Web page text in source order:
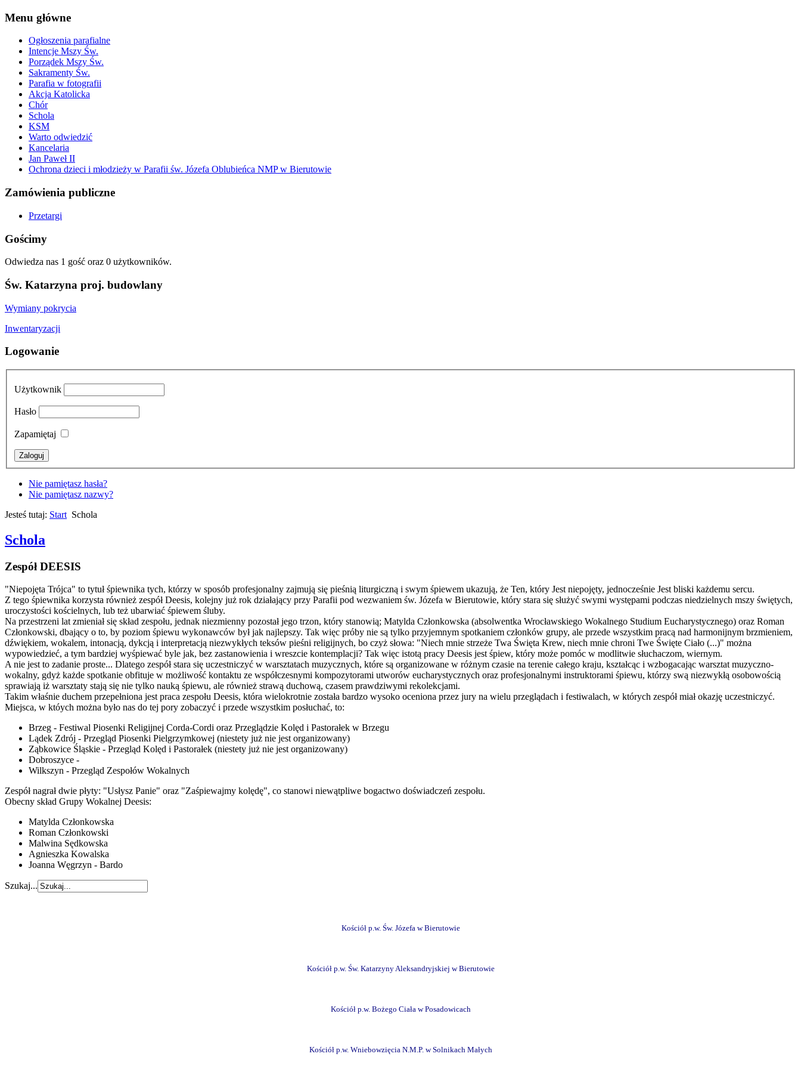
Menu główne
Ogłoszenia parafialne
Intencje Mszy Św.
Porządek Mszy Św.
Sakramenty Św.
Parafia w fotografii
Akcja Katolicka
Chór
Schola
KSM
Warto odwiedzić
Kancelaria
Jan Paweł II
Ochrona dzieci i młodzieży w Parafii św. Józefa Oblubieńca NMP w Bierutowie
Zamówienia publiczne
Przetargi
Gościmy
Odwiedza nas 1 gość oraz 0 użytkowników.
Św. Katarzyna proj. budowlany
Wymiany pokrycia
Inwentaryzacji
Logowanie
Użytkownik
Hasło
Zapamiętaj
Nie pamiętasz hasła?
Nie pamiętasz nazwy?
Jesteś tutaj: Start Schola
Schola
Zespół DEESIS
"Niepojęta Trójca" to tytuł śpiewnika tych, którzy w sposób profesjonalny zajmują się pieśnią liturgiczną i swym śpiewem ukazują, że Ten, który Jest niepojęty, jednocześnie Jest bliski każdemu sercu.
Z tego śpiewnika korzysta również zespół Deesis, kolejny już rok działający przy Parafii pod wezwaniem św. Józefa w Bierutowie, który stara się służyć swymi występami podczas niedzielnych mszy świętych,
uroczystości kościelnych, lub też ubarwiać śpiewem śluby.
Na przestrzeni lat zmieniał się skład zespołu, jednak niezmienny pozostał jego trzon, który stanowią; Matylda Członkowska (absolwentka Wrocławskiego Wokalnego Studium Eucharystycznego) oraz Roman
Członkowski, dbający o to, by poziom śpiewu wykonawców był jak najlepszy. Tak więc próby nie są tylko przyjemnym spotkaniem członków grupy, ale przede wszystkim pracą nad harmonijnym brzmieniem,
dźwiękiem, wokalem, intonacją, dykcją i interpretacją niezwykłych teksów pieśni religijnych, bo czyż słowa: "Niech mnie strzeże Twa Święta Krew, niech mnie chroni Twe Święte Ciało (...)" można
wypowiedzieć, a tym bardziej wyśpiewać byle jak, bez zastanowienia i wreszcie kontemplacji? Tak więc istotą pracy Deesis jest śpiew, który może pomóc w modlitwie słuchaczom, wiernym.
A nie jest to zadanie proste... Dlatego zespół stara się uczestniczyć w warsztatach muzycznych, które są organizowane w różnym czasie na terenie całego kraju, kształcąc i wzbogacając warsztat muzyczno-
wokalny, gdyż każde spotkanie obfituje w możliwość kontaktu ze współczesnymi kompozytorami utworów eucharystycznych oraz profesjonalnymi instruktorami śpiewu, którzy swą niezwykłą osobowością
sprawiają iż warsztaty stają się nie tylko nauką śpiewu, ale również strawą duchową, czasem prawdziwymi rekolekcjami.
Takim właśnie duchem przepełniona jest praca zespołu Deesis, która wielokrotnie została bardzo wysoko oceniona przez jury na wielu przeglądach i festiwalach, w których zespół miał okazję uczestniczyć.
Miejsca, w któych można było nas do tej pory zobaczyć i przede wszystkim posłuchać, to:
Brzeg - Festiwal Piosenki Religijnej Corda-Cordi oraz Przeglądzie Kolęd i Pastorałek w Brzegu
Lądek Zdrój - Przegląd Piosenki Pielgrzymkowej (niestety już nie jest organizowany)
Ząbkowice Śląskie - Przegląd Kolęd i Pastorałek (niestety już nie jest organizowany)
Dobroszyce -
Wilkszyn - Przegląd Zespołów Wokalnych
Zespół nagrał dwie płyty: "Usłysz Panie" oraz "Zaśpiewajmy kolędę", co stanowi niewątpliwe bogactwo doświadczeń zespołu.
Obecny skład Grupy Wokalnej Deesis:
Matylda Członkowska
Roman Członkowski
Malwina Sędkowska
Agnieszka Kowalska
Joanna Węgrzyn - Bardo
Szukaj...
Kościół p.w. Św. Józefa w Bierutowie
Kościół p.w. Św. Katarzyny Aleksandryjskiej w Bierutowie
Kościół p.w. Bożego Ciała w Posadowicach
Kościół p.w. Wniebowzięcia N.M.P. w Solnikach Małych